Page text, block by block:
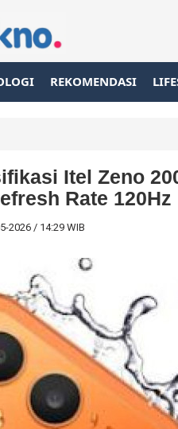
REKOMENDASI
Itel Zeno
Rate 120Hz
2026 / 14:29 WIB